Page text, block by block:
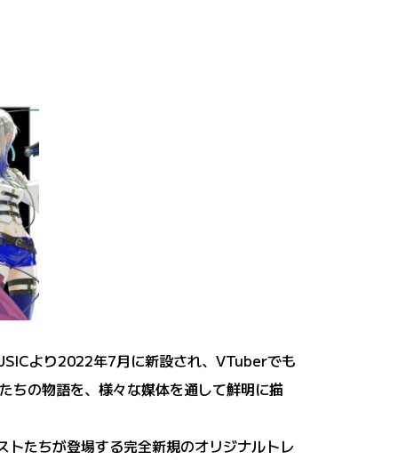
より2022年7月に新設され、VTuberでも
ちの物語を、様々な媒体を通して鮮明に描
たちが登場する完全新規のオリジナルトレ